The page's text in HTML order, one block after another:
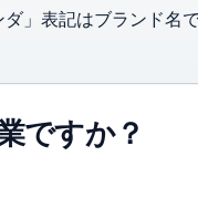
」表記はブランド名
ですか？